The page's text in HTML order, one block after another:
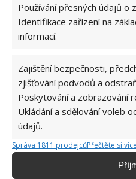
Používání přesných údajů o
Identifikace zařízení na
informací.
Zajištění bezpečnosti,
zjišťování podvodů a
Poskytování a zobrazování
Ukládání a sdělování voleb
údajů.
Správa 1811 prodejcůPřečtěte si